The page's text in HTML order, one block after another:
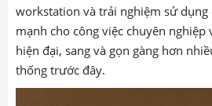
workstation và trải nghiệm sử dụng
mạnh cho công việc chuyên nghiệp
hiện đại, sang và gọn gàng hơn
thống trước đây.